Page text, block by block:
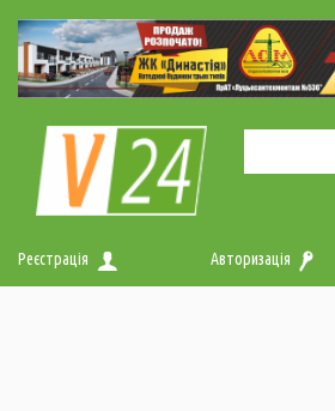
Реєстрація Авторизація